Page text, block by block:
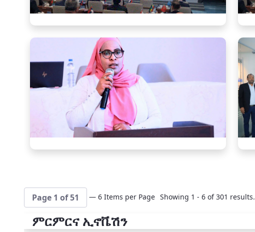
Page 1 of 51 — 6 Items per Page Showing 1 - 6 of 301 results.
ምርምርና ኢኖቬሽን